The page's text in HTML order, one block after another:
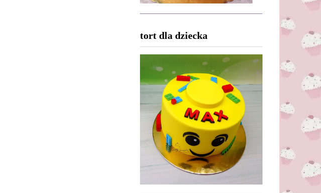
tort dla dziecka